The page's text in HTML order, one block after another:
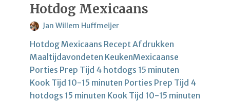
Hotdog Mexicaans
Jan Willem Huffmeijer
Hotdog Mexicaans Recept Afdrukken
Maaltijdavondeten KeukenMexicaanse
Porties Prep Tijd 4 hotdogs 15 minuten
Kook Tijd 10-15 minuten Porties Prep Tijd 4
hotdogs 15 minuten Kook Tijd 10-15 minuten